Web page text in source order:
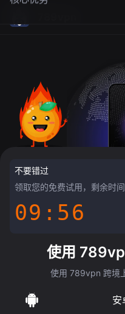
不要错过
领取您的免费试用，剩余时间
09:55
使用
使用 789vpn 跨境
安